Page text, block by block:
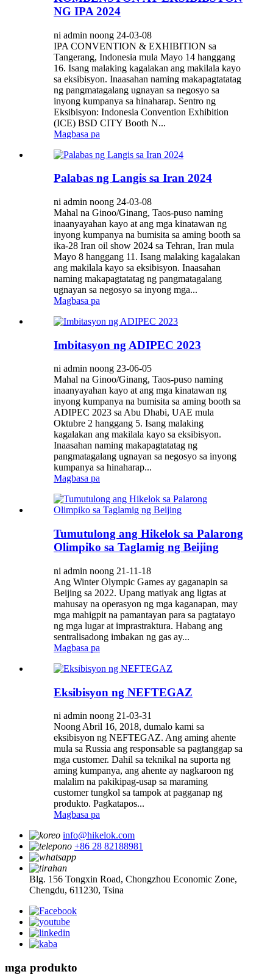
NG IPA 2024
ni admin noong 24-03-08
IPA CONVENTION & EXHIBITION sa
Tangerang, Indonesia mula Mayo 14 hanggang
16. Isang malaking kagalakan ang makilala kayo
sa eksibisyon. Inaasahan naming makapagtatatag
ng pangmatagalang ugnayan sa negosyo sa
inyong kumpanya sa hinaharap. Sentro ng
Eksibisyon: Indonesia Convention Exhibition
(ICE) BSD CITY Booth N...
Magbasa pa
Palabas ng Langis sa Iran 2024
ni admin noong 24-03-08
Mahal na Ginoo/Ginang, Taos-puso naming
inaanyayahan kayo at ang mga kinatawan ng
inyong kumpanya na bumisita sa aming booth sa
ika-28 Iran oil show 2024 sa Tehran, Iran mula
Mayo 8 hanggang 11. Isang malaking kagalakan
ang makilala kayo sa eksibisyon. Inaasahan
naming makapagtatatag ng pangmatagalang
ugnayan sa negosyo sa inyong mga...
Magbasa pa
Imbitasyon ng ADIPEC 2023
ni admin noong 23-06-05
Mahal na Ginoo/Ginang, Taos-puso naming
inaanyayahan kayo at ang mga kinatawan ng
inyong kumpanya na bumisita sa aming booth sa
ADIPEC 2023 sa Abu Dhabi, UAE mula
Oktubre 2 hanggang 5. Isang malaking
kagalakan ang makilala kayo sa eksibisyon.
Inaasahan naming makapagtatatag ng
pangmatagalang ugnayan sa negosyo sa inyong
kumpanya sa hinaharap...
Magbasa pa
Tumutulong ang Hikelok sa Palarong
Olimpiko sa Taglamig ng Beijing
ni admin noong 21-11-18
Ang Winter Olympic Games ay gaganapin sa
Beijing sa 2022. Upang matiyak ang ligtas at
mahusay na operasyon ng mga kaganapan, may
mga mahigpit na pamantayan para sa pagtatayo
ng mga lugar at imprastraktura. Habang ang
sentralisadong imbakan ng gas ay...
Magbasa pa
Eksibisyon ng NEFTEGAZ
ni admin noong 21-03-31
Noong Abril 16, 2018, dumalo kami sa
eksibisyon ng NEFTEGAZ. Ang aming ahente
mula sa Russia ang responsable sa pagtanggap sa
mga customer. Dahil sa teknikal na suporta ng
aming kumpanya, ang ahente ay nagkaroon ng
malalim na pakikipag-usap sa maraming
customer tungkol sa tampok at pagganap ng
produkto. Pagkatapos...
Magbasa pa
info@hikelok.com
+86 28 82188981
Blg. 156 Tongxin Road, Chongzhou Economic Zone,
Chengdu, 611230, Tsina
mga produkto